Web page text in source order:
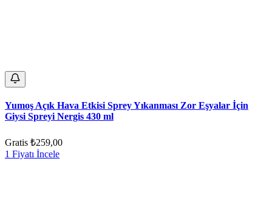
Yumoş Açık Hava Etkisi Sprey Yıkanması Zor Eşyalar İçin
Giysi Spreyi Nergis 430 ml
Gratis ₺259,00
1 Fiyatı İncele